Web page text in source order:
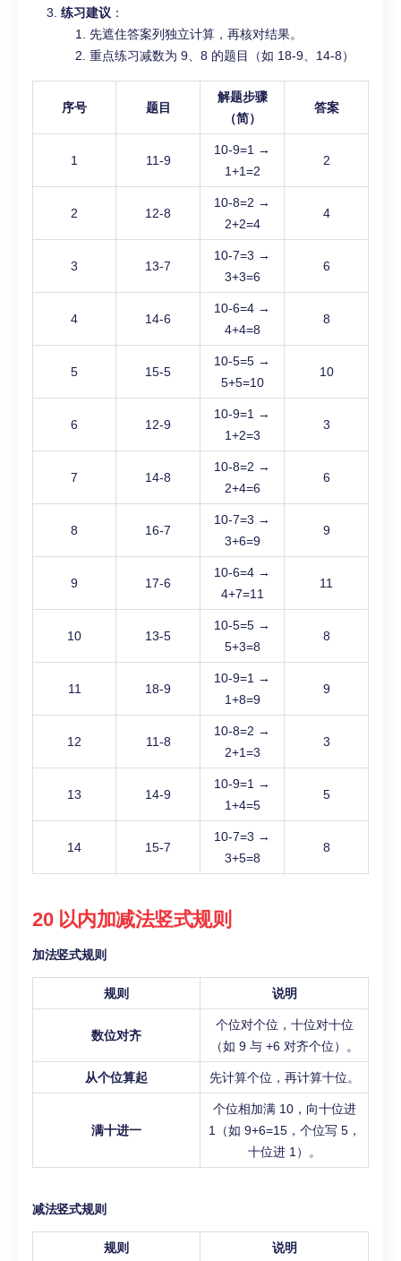
练习建议 ：
先遮住答案列独立计算，再核对结果。
重点练习减数为 9、8 的题目（如 18-9、14-8）
序号 题目
解题步骤
（简）
答案
1 11-9
10-9=1 →
1+1=2
2
2 12-8
10-8=2 →
2+2=4
4
3 13-7
10-7=3 →
3+3=6
6
4 14-6
10-6=4 →
4+4=8
8
5 15-5
10-5=5 →
5+5=10
10
6 12-9
10-9=1 →
1+2=3
3
7 14-8
10-8=2 →
2+4=6
6
8 16-7
10-7=3 →
3+6=9
9
9 17-6
10-6=4 →
4+7=11
11
10 13-5
10-5=5 →
5+3=8
8
11 18-9
10-9=1 →
1+8=9
9
12 11-8
10-8=2 →
2+1=3
3
13 14-9
10-9=1 →
1+4=5
5
14 15-7
10-7=3 →
3+5=8
8
20 以内加减法竖式规则
加法竖式规则
规则 说明
数位对齐
个位对个位，十位对十位
（如 9 与 +6 对齐个位）。
从个位算起 先计算个位，再计算十位。
满十进一
个位相加满 10，向十位进
1（如 9+6=15，个位写 5，
十位进 1）。
减法竖式规则
规则 说明